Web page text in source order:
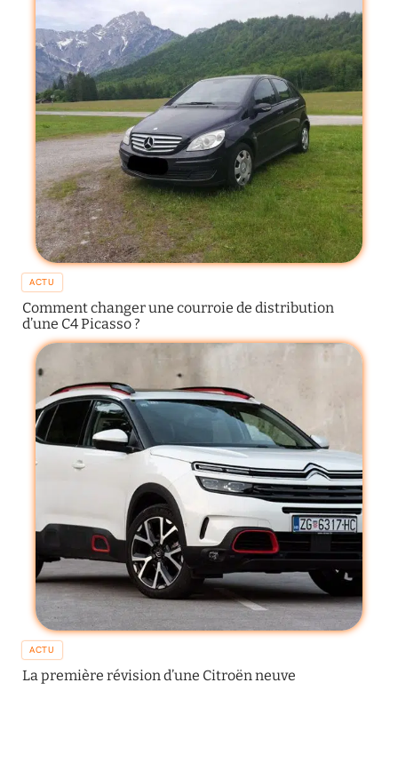
ACTU
Comment changer une courroie de distribution
d’une C4 Picasso ?
ACTU
La première révision d’une Citroën neuve